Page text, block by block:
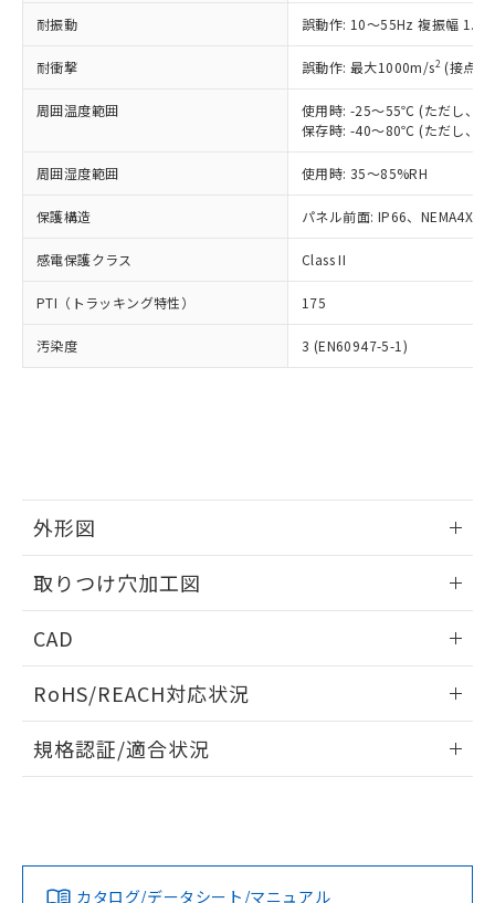
耐振動 誤動作: 10～55Hz 複振幅
耐衝撃 誤動作: 最大1000m/s2 (接点
周囲温度範囲
使用時: -25～55℃ (ただし、氷
保存時: -40～80℃ (ただし、氷
周囲湿度範囲 使用時: 35～85%RH
保護構造 パネル前面: IP66、NEMA4X,
感電保護クラス Class II
PTI（トラッキング特性） 175
汚染度 3 (EN60947-5-1)
外形図
取りつけ穴加工図
CAD
ドすることができます。
ログイン/会員登録
ダウンロードデータをご利用いただく前に、以下を必ずお読
みください。
RoHS/REACH対応状況
EU RoHS 注意事項・凡例
対応済み
規格認証/適合状況
カタログ/データシート/マニュアル
正式な納期状況および標準価格はお客
様のお取引先、またはお客様担当のオ
ムロン制御機器販売店・当社販売員に
オムロン制御機器販売店や当社販売拠
販売ネットワーク
」をご確認
在庫状況および標準価格結果を当社の
示しないようお願いします。
マイパーツ機能（部品リスト作成サー
ビス）をご利用いただくには、I-Web
メンバーズにご登録されている必要が
お客様が当ウェブサイト上で当社にご
登録された部品リストについて、当社
の共同利用に関して"
の「1.共同利
指します。
ルベンジル（BBP） 1000ppm以下、フタル酸ジブチル
（DBP） 1000ppm以下、フタル酸ジイソブチル
但し、RoHS指令で産業用監視および制御機器に対する
フタル酸エステル類の４物質については閾値を超える意
図的な使用がないことを確認しています。
部品在庫の切り替え状況などにより、予定
月が前後することがあります。
※3 非含有証明書ダウンロード
51物質の非含有証明書（当社基準）
※本証明書は発行日時点で非含有を証明す
るもので、過去に遡って非含有を証明する
また、RoHS指令のフタル酸エステル類４
物質の対応では、対応完了までの期間は出
既に当社にて対応品への在庫切替を完了
していることから、特段のことがない限
り、2022年1月12日より割愛しておりま
す。
DBP(フタル酸ジブチル) : 1000ppm、 DIBP(フタル酸ジ
イソブチル) : 1000ppm、 BBP(フタル酸ブチルベンジ
「ｅ」：有害物質（10物質）のすべてが基
準値以下であることを示します。
「10」：通常の使用状況下において有害物
質が外部に漏えいし、環境に深刻な影響を
及ぼさない年数を意味します。
「－」：未確認です。当社販売部門へお問
全に破砕するなど、違法に輸出されな
いよう必要な手段を講じます。
当社は貴社製品を、核兵器、ミサイ
ル、化学兵器、生物兵器またはその他
武器並びにこれらの製造装置等に一切
当社は、貴社製品を第三者に販売する
場合は、上記1、2および3の内容を当
該第三者に通知します。また当社は、
販売先および販売に係わる関係者が違
法に輸出するおそれがある場合は、取
－
在庫なし(最新の在庫状況につ
いては、お客様のお取引先、ま
たはお客様担当のオムロン制御
機器販売店・当社販売員にご確
空
受注生産機種、また在庫状況の
情報を公開していない機種